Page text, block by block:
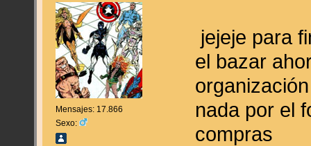
Mensajes: 17.866
Sexo:
jejeje para
el bazar
nada por el
compras